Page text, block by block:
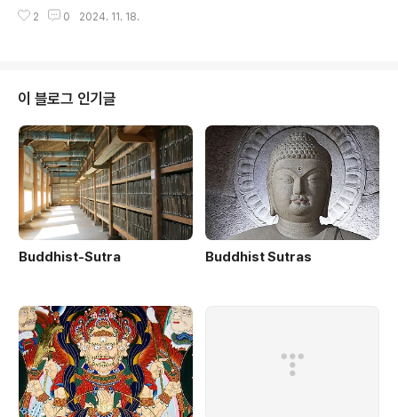
소의 코를 꿰어 묶고자 한다면 다른 사람의 힘에 의지하지
선, 매주 월요일 오후 2시, 오후 7시 위빠사나수행 (02)539-2631 화계사 토
(02)445-8484 미타사 토요일 오후 10시~일요일 새벽 4시 참선법회. (02)6
62-4736 임제선원 매월 첫째 일요일..
2 0 2024. 11. 18.
이 블로그 인기글
Buddhist-Sutra Buddhist Sutras